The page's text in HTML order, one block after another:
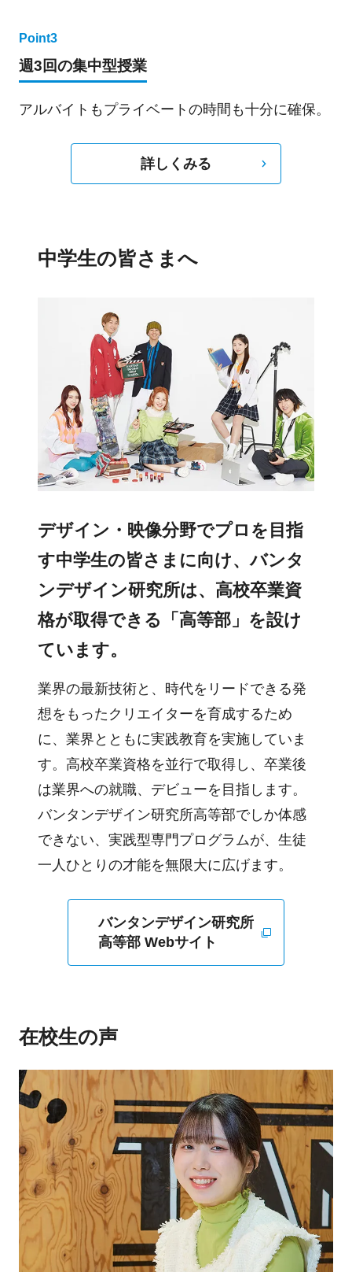
Point3
週3回の集中型授業
アルバイトもプライベートの時間も十分に確保。
詳しくみる
中学生の皆さまへ
デザイン・映像分野でプロを目指
す中学生の皆さまに向け、バンタ
ンデザイン研究所は、高校卒業資
格が取得できる「高等部」を設け
ています。
業界の最新技術と、時代をリードできる発
想をもったクリエイターを育成するため
に、業界とともに実践教育を実施していま
す。高校卒業資格を並行で取得し、卒業後
は業界への就職、デビューを目指します。
バンタンデザイン研究所高等部でしか体感
できない、実践型専門プログラムが、生徒
一人ひとりの才能を無限大に広げます。
バンタンデザイン研究所
高等部 Webサイト
在校生の声